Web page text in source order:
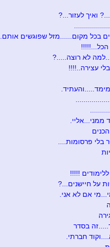
ואיך לעזור...?
בכל מקום......מזל שפוגשים אותם.
הכל...!!!!!
לא רוצה.....?
עצירה..!!!!
בלי פרסומות....
!!!!!
על חיישנים...?
אם לא אני.
בסדר
חברתי.